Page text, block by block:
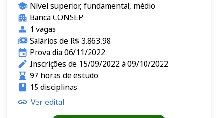
Nível superior, fundamental, médio
Banca CONSEP
1 vagas
Salários de R$ 3.863,98
Prova dia 06/11/2022
Inscrições de 15/09/2022 à 09/10/2022
97 horas de estudo
15 disciplinas
Ver edital